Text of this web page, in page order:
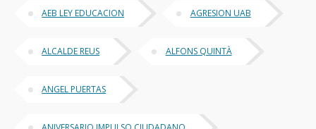
AEB LEY EDUCACION AGRESION UAB
ALCALDE REUS ALFONS QUINTÀ
ANGEL PUERTAS